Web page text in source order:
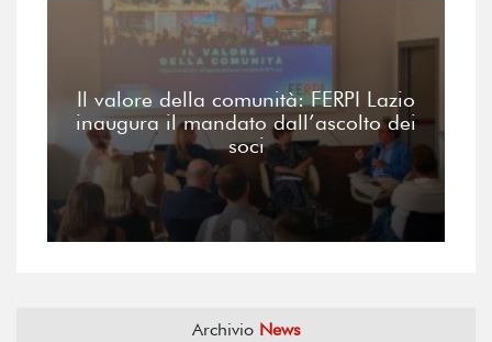
Il valore della comunità: FERPI Lazio
inaugura il mandato dall’ascolto dei
soci
Archivio News